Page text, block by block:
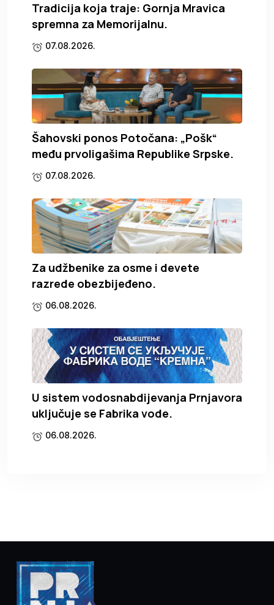
Tradicija koja traje: Gornja Mravica
spremna za Memorijalnu.
07.08.2026.
Šahovski ponos Potočana: „Pošk“
među prvoligašima Republike Srpske.
07.08.2026.
Za udžbenike za osme i devete
razrede obezbijeđeno.
06.08.2026.
U sistem vodosnabdijevanja Prnjavora
uključuje se Fabrika vode.
06.08.2026.